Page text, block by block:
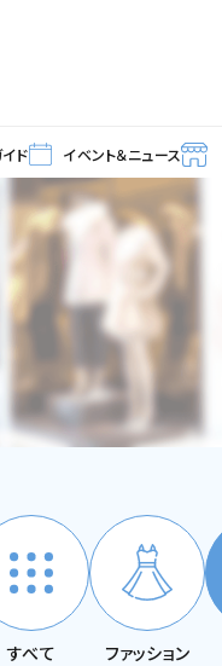
ド イベント＆ニュース
すべて ファッション